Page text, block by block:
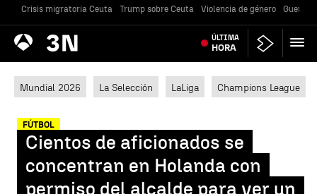
Crisis migratoria Ceuta Trump sobre Ceuta Violencia de género Guerra
Antena
3 Noticias ÚLTIMA
HORA
Mundial 2026 La Selección LaLiga Champions League
FÚTBOL
Cientos de aficionados se
concentran en Holanda con
permiso del alcalde para ver un